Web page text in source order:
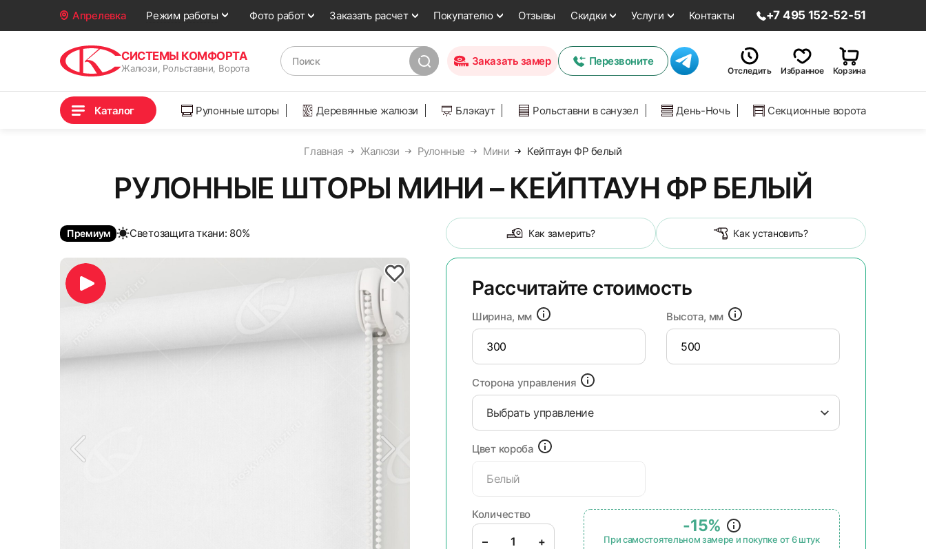
Апрелевка Режим работы Фото работ Заказать расчет Покупателю Отзывы Скидки Услуги Контакты +7 495 152-52-51
СИСТЕМЫ КОМФОРТА
Жалюзи, Рольставни, Ворота
Заказать замер Перезвоните
Отследить Избранное Корзина
Каталог Рулонные шторы Деревянные жалюзи Блэкаут Рольставни в санузел День-Ночь Секционные ворота
Главная Жалюзи Рулонные Мини Кейптаун ФР белый
РУЛОННЫЕ ШТОРЫ МИНИ – КЕЙПТАУН ФР БЕЛЫЙ
Премиум Cветозащита ткани: 80% Как замерить? Как установить?
Рассчитайте стоимость
Ширина, мм Высота, мм
Сторона управления
Выбрать управление
Цвет короба
Белый
Количество
– +
-15%
При самостоятельном замере и покупке от 6 штук